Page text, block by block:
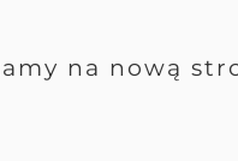
na nową